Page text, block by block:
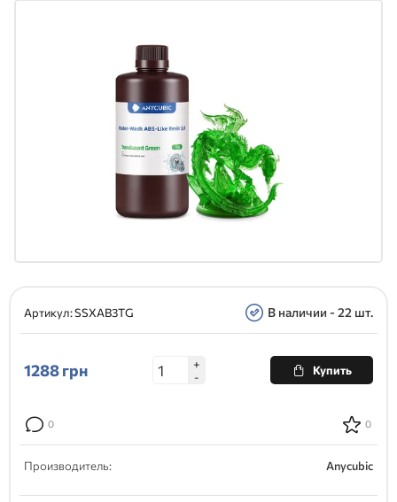
Артикул:SSXAB3TG В наличии - 22 шт.
1288грн
+
-
Купить
0 0
Производитель: Anycubic